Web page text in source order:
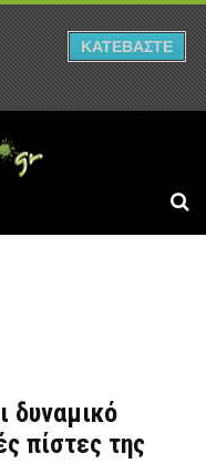
Ρεπορτάζ
δυναμικό
πίστες της
ΚΑΤΕΒΑΣΤΕ